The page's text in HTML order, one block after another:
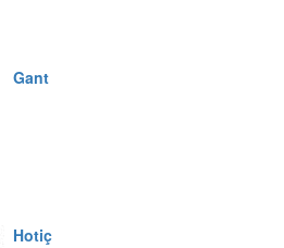
Gant
Hotiç